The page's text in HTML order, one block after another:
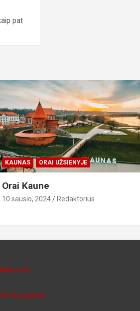
pat
KAUNAS ORAI UŽSIENYJE
Orai Kaune
10 sausio, 2024 Redaktorius
orai
Hurgadoje